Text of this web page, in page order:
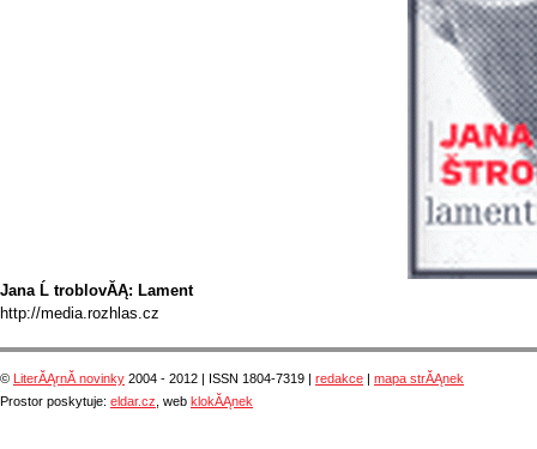
Jana Ĺ troblovĂĄ: Lament
http://media.rozhlas.cz
© LiterĂĄrnĂ­ novinky 2004 - 2012 | ISSN 1804-7319 | redakce
mapa strĂĄnek
Prostor poskytuje: eldar.cz , web klokĂĄnek